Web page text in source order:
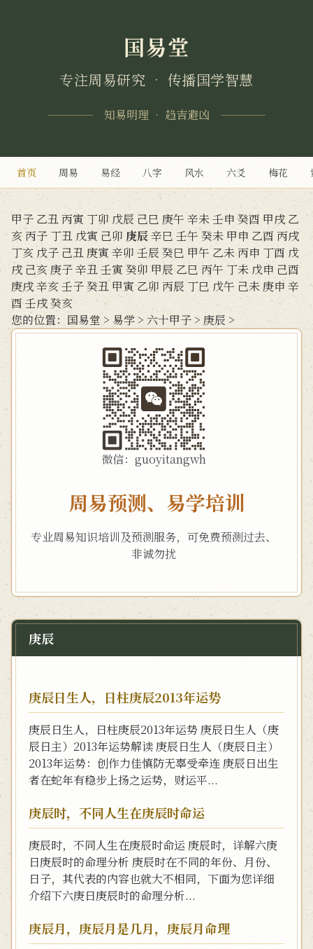
国易堂
专注周易研究 • 传播国学智慧
知易明理 • 趋吉避凶
首页 周易 易经 八字 风水 六爻 梅花
甲子 乙丑丙寅 丁卯 戊辰 己巳 庚午 辛未壬申 癸酉 甲戌 乙
亥丙子 丁丑 戊寅 己卯 庚辰辛巳 壬午 癸未 甲申 乙酉 丙戌
丁亥 戊子 己丑 庚寅 辛卯 壬辰 癸巳 甲午 乙未 丙申 丁酉 戊
戌 己亥 庚子辛丑壬寅 癸卯 甲辰 乙巳 丙午 丁未 戊申 己酉
庚戌辛亥壬子癸丑 甲寅 乙卯 丙辰 丁巳 戊午 己未 庚申 辛
酉 壬戌癸亥
您的位置： 国易堂 > 易学 > 六十甲子 > 庚辰 >
微信：guoyitangwh
周易预测、易学培训
专业周易知识培训及预测服务，可免费预测过去、
非诚勿扰
庚辰
庚辰日生人，日柱庚辰2013年运势
庚辰日生人，日柱庚辰2013年运势 庚辰日生人（庚
辰日主）2013年运势解读 庚辰日生人（庚辰日主）
2013年运势：创作力佳慎防无辜受牵连 庚辰日出生
者在蛇年有稳步上扬之运势，财运平...
庚辰时，不同人生在庚辰时命运
庚辰时，不同人生在庚辰时命运 庚辰时，详解六庚
日庚辰时的命理分析 庚辰时在不同的年份、月份、
日子，其代表的内容也就大不相同，下面为您详细
介绍下六庚日庚辰时的命理分析...
庚辰月，庚辰月是几月，庚辰月命理